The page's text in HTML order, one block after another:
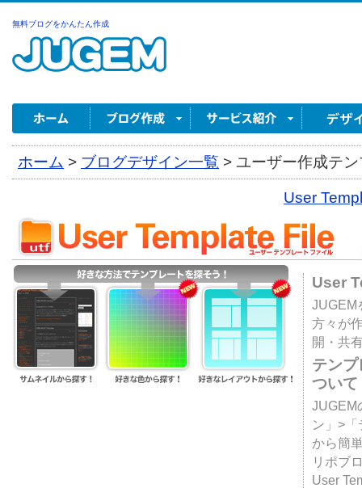
無料ブログをかんたん作成
ホーム > ブログデザイン一覧 > ユーザー作成テ
User
User
JUGEM
方々が
開・共
テン
ついて
JUGEM
ン」>
から簡
リポブ
User